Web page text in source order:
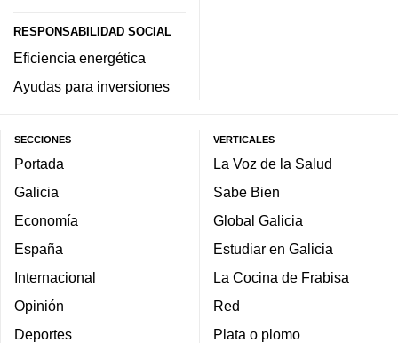
RESPONSABILIDAD SOCIAL
Eficiencia energética
Ayudas para inversiones
SECCIONES
Portada
Galicia
Economía
España
Internacional
Opinión
Deportes
VERTICALES
La Voz de la Salud
Sabe Bien
Global Galicia
Estudiar en Galicia
La Cocina de Frabisa
Red
Plata o plomo